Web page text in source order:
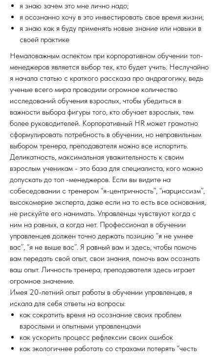
я знаю зачем это мне лично надо;
я осознанно хочу в это инвестировать свое время жизни;
я знаю как я буду применять новые знание или навыки в
своей практике
Немаловажным аспектом при корпоративном обучении топ-
менеджеров является выбор тех, кто будет учить. Неслучайно
я начала статью с краткого рассказа про андрагогику, ведь
ученые всего мира проводили огромное количество
исследований обучения взрослых, чтобы убедиться в
важности выбора фигуры того, кто обучает взрослых, тем
более руководителей. Корпоративный HR может грамотно
сформулировать потребность в обучении, но неправильным
выбором тренера, преподавателя можно все испортить.
Деликатность, максимальная уважительность к своим
взрослым ученикам - это база для специалиста, кого можно
допускать до топ -менеджеров. Если вы видите на
собеседовании с тренером “я-центричность”, “нарциссизм”,
высокомерие эксперта, даже если на то есть все основания,
не рискуйте его нанимать. Управленцы чувствуют когда с
ним на равных, а когда нет. Профессионал в обучении
управленцев должен точно держать позицию “я не умнее
вас”, “я не выше вас”. Я равный вам и здесь, чтобы помочь
вам передать свой опыт, свои знания, помочь вам осознать
ваш опыт. Личность тренера, преподавателя здесь играет
огромное значение.
Имея 20-летний опыт работы в обучении управленцев, я
искала для себя ответы на вопросы:
как сократить время на осознание своих проблем
взрослыми и опытными управленцами
как ускорить процесс рефлексии своих ошибок
как экологичнее работать со страхами потерять “честь